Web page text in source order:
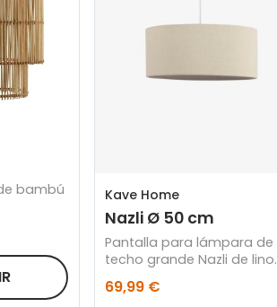
bambú Kave Home
Nazli Ø 50 cm
Pantalla para lámpara de
techo grande Nazli de lino
69,99 €